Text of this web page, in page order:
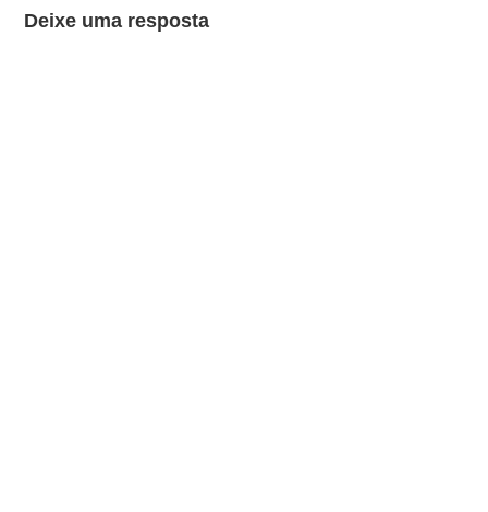
Deixe uma resposta